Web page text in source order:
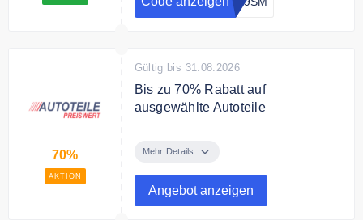
Bedingungen
70%
AKTION
Gültig bis 31.08.2026
Bis zu 70% Rabatt auf
ausgewählte Autoteile
ausgewählte Autoteile.
Mehr Details
Angebot anzeigen